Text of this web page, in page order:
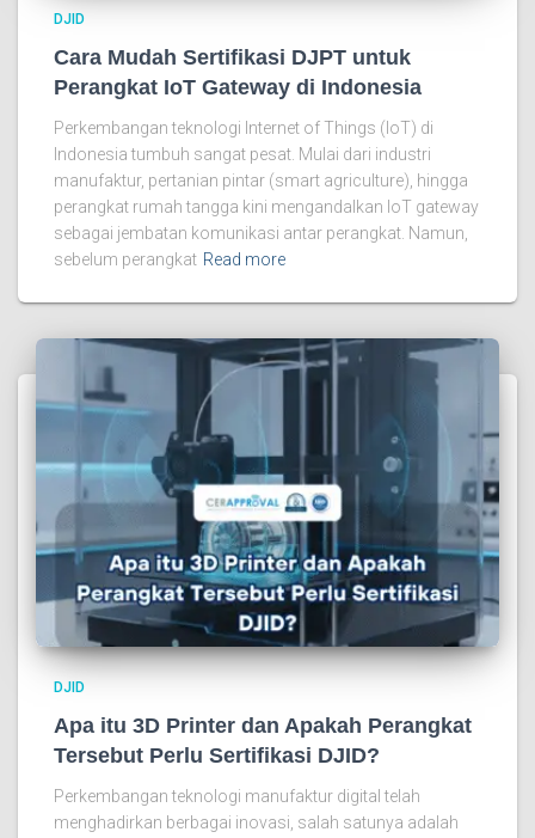
DJID
Cara Mudah Sertifikasi DJPT untuk
Perangkat IoT Gateway di Indonesia
Perkembangan teknologi Internet of Things (IoT) di
Indonesia tumbuh sangat pesat. Mulai dari industri
manufaktur, pertanian pintar (smart agriculture), hingga
perangkat rumah tangga kini mengandalkan IoT gateway
sebagai jembatan komunikasi antar perangkat. Namun,
sebelum perangkat Read more
DJID
Apa itu 3D Printer dan Apakah Perangkat
Tersebut Perlu Sertifikasi DJID?
Perkembangan teknologi manufaktur digital telah
menghadirkan berbagai inovasi, salah satunya adalah